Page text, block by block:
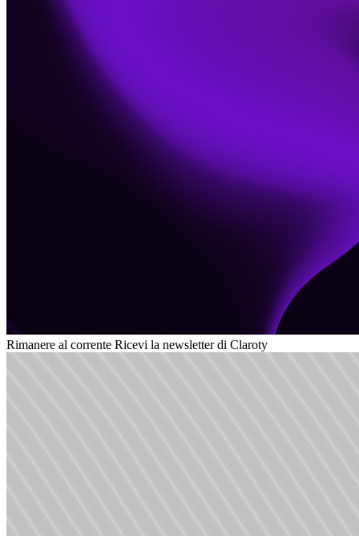
Rimanere al corrente Ricevi la newsletter di Claroty